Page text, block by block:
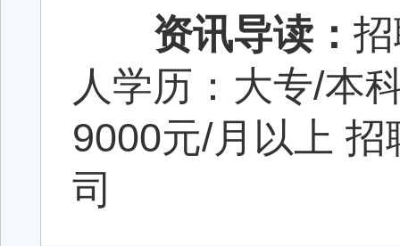
资讯导读：
人学历：大专/本
9000元/月以上
司